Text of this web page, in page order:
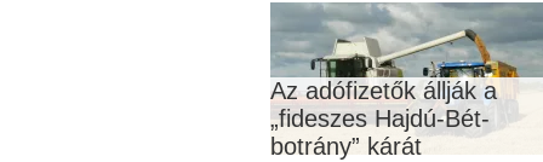
Az adófizetők állják a
„fideszes Hajdú-Bét-
botrány” kárát